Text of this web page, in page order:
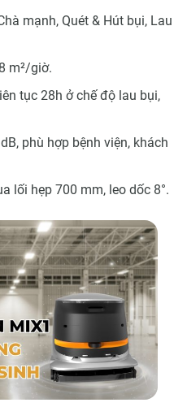
mạnh, Quét & Hút bụi, Lau
m²/giờ.
tục 28h ở chế độ lau bụi,
phù hợp bệnh viện, khách
lối hẹp 700 mm, leo dốc 8°.